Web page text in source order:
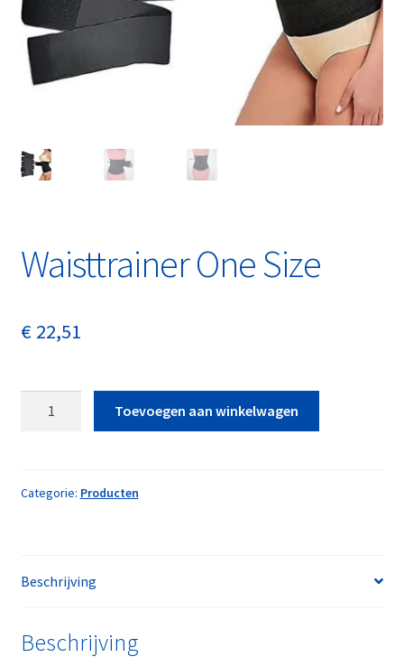
Waisttrainer One Size
€22,51
Toevoegen aan winkelwagen
Categorie: Producten
Beschrijving
Beschrijving